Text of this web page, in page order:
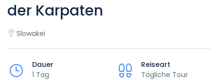
der Karpaten
Slowakei
Dauer
1 Tag
Reiseart
Tägliche Tour